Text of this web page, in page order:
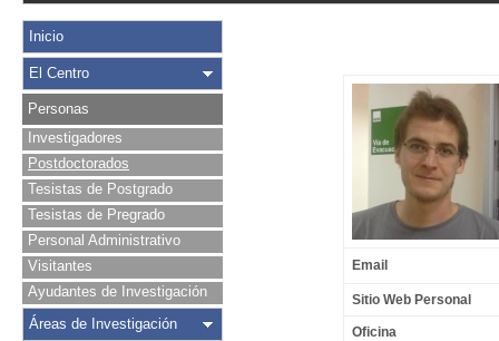
Inicio
El Centro
Personas
Investigadores
Postdoctorados
Tesistas de Postgrado
Tesistas de Pregrado
Personal Administrativo
Visitantes
Ayudantes de Investigación
Áreas de Investigación
Email
Sitio Web Personal
Oficina